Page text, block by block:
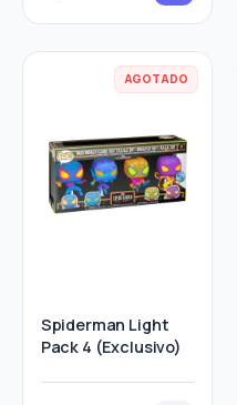
AGOTADO
Spiderman Light
Pack 4 (Exclusivo)